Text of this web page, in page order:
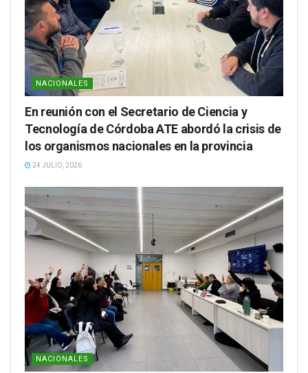
NACIONALES
En reunión con el Secretario de Ciencia y
Tecnología de Córdoba ATE abordó la crisis de
los organismos nacionales en la provincia
24 JULIO, 2026
NACIONALES